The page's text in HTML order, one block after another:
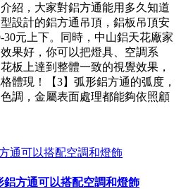
紹，大家對鋁方通能用多久知道
設計的鋁方通吊頂，鋁板吊頂安
30元上下。同時，中山鋁天花廠家
果好，你可以把燈具、空調系
板上達到整體一致的視覺效果，
體現！【3】弧形鋁方通的弧度，
調，金屬表面處理都能夠依照顧
鋁方通可以搭配空調和燈飾